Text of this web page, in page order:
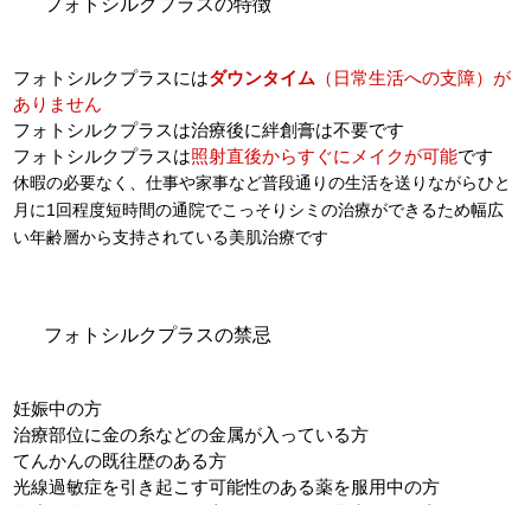
フォトシルクプラスにはダウンタイム （日常生活への支障）が
ありません
フォトシルクプラスは治療後に絆創膏は不要です
フォトシルクプラスは照射直後からすぐにメイクが可能です
休暇の必要なく、仕事や家事など普段通りの生活を送りながらひと
月に1回程度短時間の通院でこっそりシミの治療ができるため幅広
い年齢層から支持されている美肌治療です
フォトシルクプラスの禁忌
妊娠中の方
治療部位に金の糸などの金属が入っている方
てんかんの既往歴のある方
光線過敏症を引き起こす可能性のある薬を服用中の方